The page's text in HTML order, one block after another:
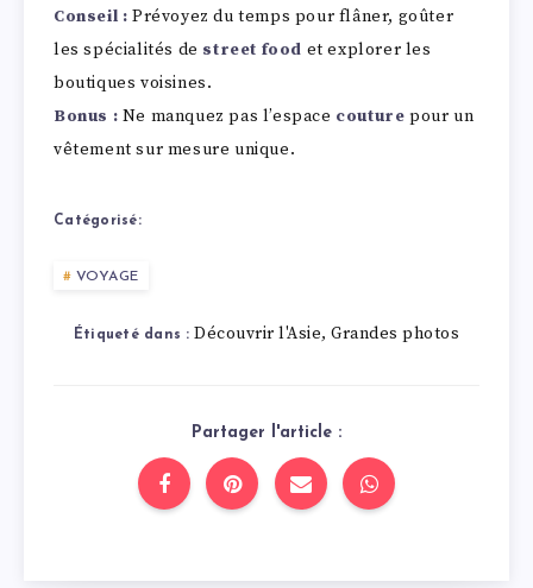
Conseil : Prévoyez du temps pour flâner, goûter
les spécialités de street food et explorer les
boutiques voisines.
Bonus : Ne manquez pas l’espace couture pour un
vêtement sur mesure unique.
Catégorisé:
VOYAGE
Étiqueté dans : Découvrir l'Asie,Grandes photos
Partager l'article :